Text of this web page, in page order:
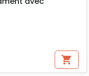
shopping_cart